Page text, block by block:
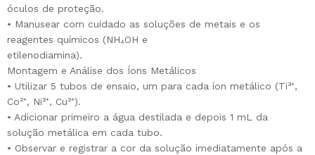
óculos de proteção.
• Manusear com cuidado as soluções de metais e os
reagentes químicos (NH₄OH e
etilenodiamina).
Montagem e Análise dos Íons Metálicos
• Utilizar 5 tubos de ensaio, um para cada íon metálico (Ti³⁺,
Co²⁺, Ni²⁺, Cu²⁺).
• Adicionar primeiro a água destilada e depois 1 mL da
solução metálica em cada tubo.
• Observar e registrar a cor da solução imediatamente após a